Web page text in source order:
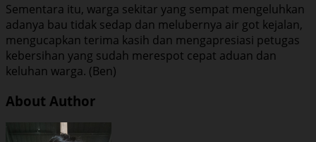
Sementara itu, warga sekitar yang sempat mengeluhkan
adanya bau tidak sedap dan melubernya air got kejalan,
mengucapkan terima kasih dan mengapresiasi petugas
kebersihan yang sudah merespot cepat aduan dan
keluhan warga. (Ben)
About Author